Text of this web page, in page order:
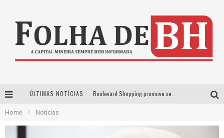
ÚLTIMAS NOTÍCIAS
Em julho, Boulevard Shopping sorteia produtos Apple aos clientes do seu Programa de Benefícios
Home Notícias